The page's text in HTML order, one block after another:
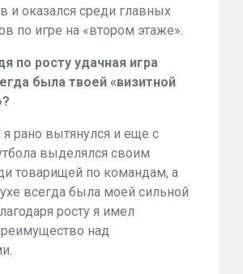
и оказался среди главных
по игре на «втором этаже».
по росту удачная игра
была твоей «визитной
рано вытянулся и еще с
выделялся своим
товарищей по командам, а
всегда была моей сильной
росту я имел
над